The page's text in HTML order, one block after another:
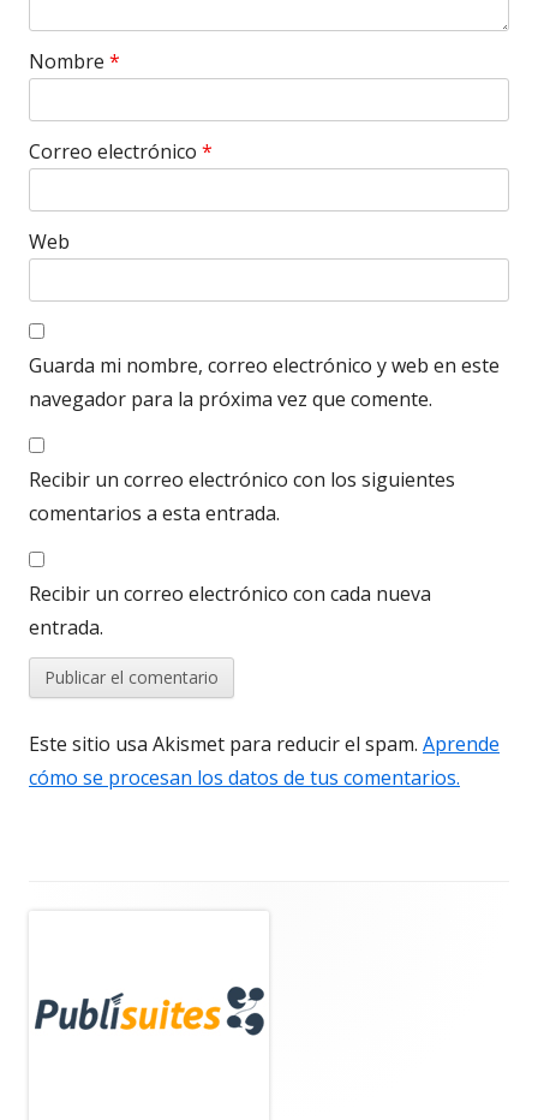
Nombre *
Correo electrónico *
Web
Guarda mi nombre, correo electrónico y web en este
navegador para la próxima vez que comente.
Recibir un correo electrónico con los siguientes
comentarios a esta entrada.
Recibir un correo electrónico con cada nueva
entrada.
Este sitio usa Akismet para reducir el spam. Aprende
cómo se procesan los datos de tus comentarios.
lateral
principal